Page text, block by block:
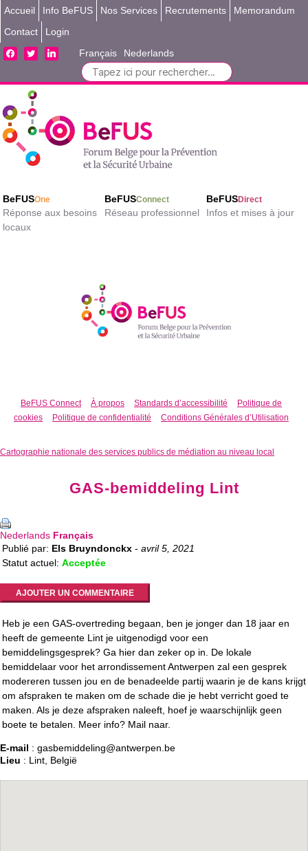
Accueil Info BeFUS Nos Services Recrutements
Memorandum
Contact
Login
facebooktwitterlinkedin Français Nederlands
Search
for:
BeFUSOne
Réponse aux besoins
locaux
BeFUSConnect
Réseau professionnel
BeFUSDirect
Infos et mises à jour
BeFUS Connect À propos Standards d’accessibilité
Politique de
cookies
Politique de confidentialité Conditions Générales d’Utilisation
Cartographie nationale des services publics de médiation au niveau local
GAS-bemiddeling Lint
Nederlands Français
Publié par: Els Bruyndonckx - avril 5, 2021
Statut actuel: Acceptée
AJOUTER UN COMMENTAIRE
Heb je een GAS-overtreding begaan, ben je jonger dan 18 jaar en
heeft de gemeente Lint je uitgenodigd voor een
bemiddelingsgesprek? Ga hier dan zeker op in. De lokale
bemiddelaar voor het arrondissement Antwerpen zal een gesprek
modereren tussen jou en de benadeelde partij waarin je de kans krijgt
om afspraken te maken om de schade die je hebt verricht goed te
maken. Als je deze afspraken naleeft, hoef je waarschijnlijk geen
boete te betalen. Meer info? Mail naar.
E-mail : gasbemiddeling@antwerpen.be
Lieu : Lint, België